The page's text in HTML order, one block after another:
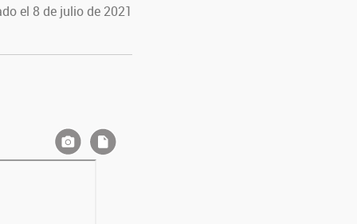
el 8 de julio de 2021